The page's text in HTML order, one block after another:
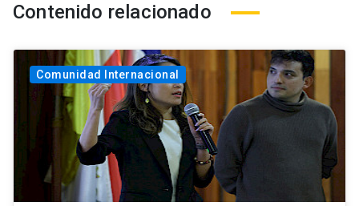
Contenido relacionado
Comunidad Internacional